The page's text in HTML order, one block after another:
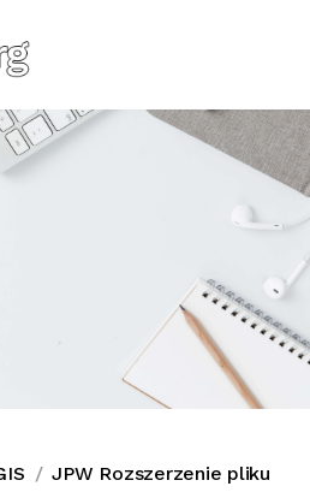
JPW Rozszerzenie pliku